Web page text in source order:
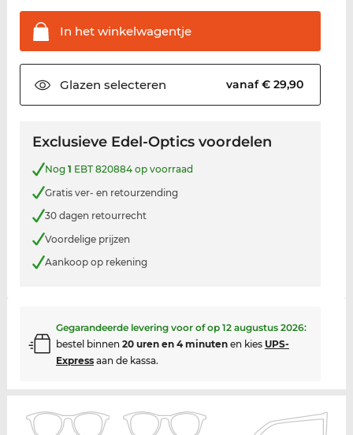
In hetwinkelwagentje
Glazen selecteren vanaf € 29,90
Exclusieve Edel-Optics voordelen
Nog 1 EBT 820884 op voorraad
Gratis ver- en retourzending
30 dagen retourrecht
Voordelige prijzen
Aankoop op rekening
Gegarandeerde levering voor of op 12 augustus 2026:
bestel binnen 20 uren en 4 minutenen kies UPS-
Expressaan de kassa.